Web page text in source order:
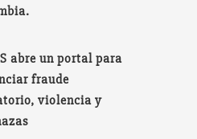
abre un portal para
fraude
violencia y